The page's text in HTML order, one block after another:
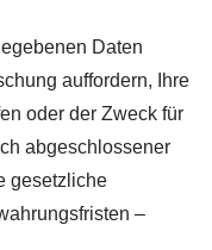
Daten
auffordern, Ihre
oder der Zweck für
abgeschlossener
gesetzliche
–